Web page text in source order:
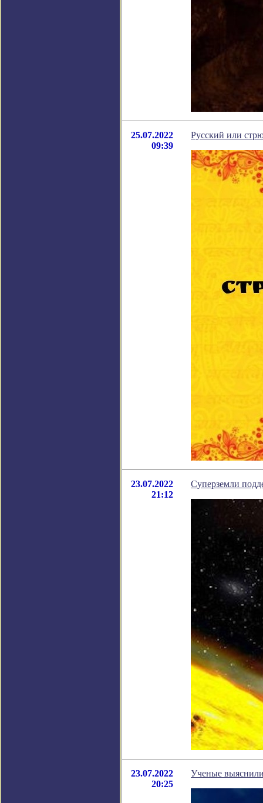
25.07.2022
09:39
Русский или
23.07.2022
21:12
Суперземли
23.07.2022
20:25
Ученые